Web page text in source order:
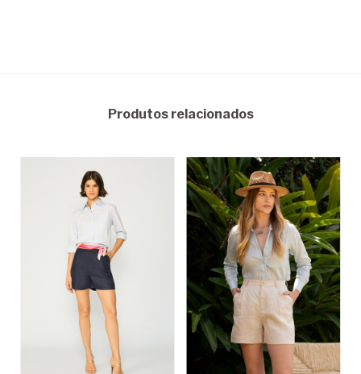
Produtos relacionados